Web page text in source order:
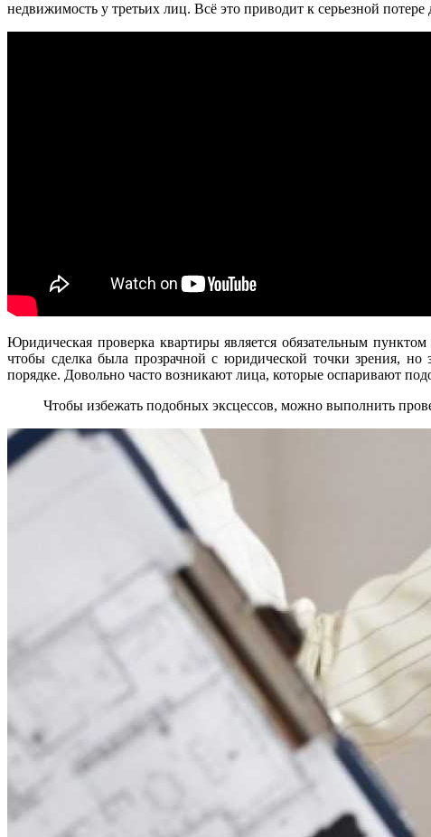
недвижимость у третьих лиц. Всё это приводит к серьезной
Юридическая проверка квартиры является обязательным
чтобы сделка была прозрачной с юридической точки зрения,
порядке. Довольно часто возникают лица, которые оспаривают
Чтобы избежать подобных эксцессов, можно выполнить